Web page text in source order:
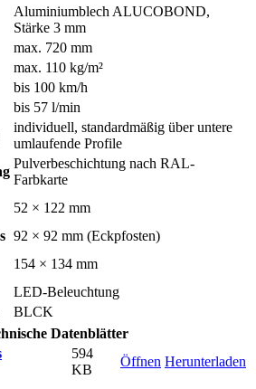
Aluminiumblech ALUCOBOND,
Stärke 3 mm
max. 720 mm
max. 110 kg/m²
bis 100 km/h
bis 57 l/min
individuell, standardmäßig über untere
umlaufende Profile
Pulverbeschichtung nach RAL-
Farbkarte
52 × 122 mm
92 × 92 mm (Eckpfosten)
154 × 134 mm
LED-Beleuchtung
BLCK
Datenblätter
594
KB
Öffnen Herunterladen